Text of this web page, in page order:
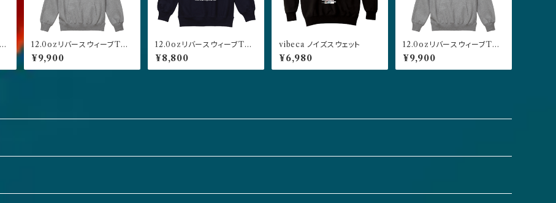
12.0ozリバースウィーブTYP
E プルオーバーパーカー グ
レー
¥9,900
12.0ozリバースウィーブTYP
E スウェット ネイビー
¥8,800
vibeca ノイズスウェット
¥6,980
12.0ozリバースウィーブTYP
E プルオーバーパーカー グ
レー
¥9,900